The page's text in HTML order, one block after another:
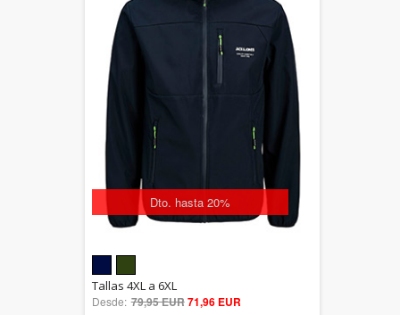
Dto. hasta 20%
5.00
out of 5
Tallas 4XL a 6XL
Desde: 79,95 EUR71,96 EUR